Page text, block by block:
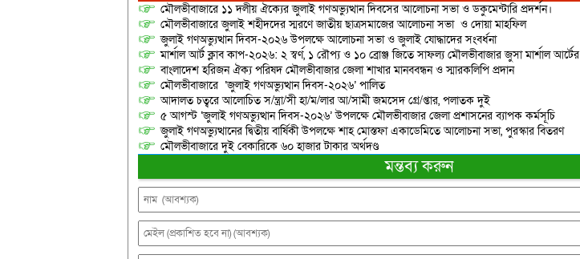
মৌলভীবাজারে ১১ দলীয় ঐক্যের জুলাই গণঅভ্যুত্থান দিবসের আলোচনা সভা ও ডকুমেন্টারি প্রদর্শন।
মৌলভীবাজারে জুলাই শহীদদের স্মরণে জাতীয় ছাত্রসমাজের আলোচনা সভা ও দোয়া মাহফিল
জুলাই গণঅভ্যুত্থান দিবস-২০২৬ উপলক্ষে আলোচনা সভা ও জুলাই যোদ্ধাদের সংবর্ধনা
মার্শাল আর্ট ক্লাব কাপ-২০২৬: ২ স্বর্ণ, ১ রৌপ্য ও ১০ ব্রোঞ্জ জিতে সাফল্য মৌলভীবাজার জুসা মার্শাল আর্টের
বাংলাদেশ হরিজন ঐক্য পরিষদ মৌলভীবাজার জেলা শাখার মানববন্ধন ও স্মারকলিপি প্রদান
মৌলভীবাজারে ‘জুলাই গণঅভ্যুত্থান দিবস-২০২৬’ পালিত
আদালত চত্বরে আলোচিত স/ন্ত্রা/সী হা/ম/লার আ/সামী জমসেদ গ্রে/প্তার, পলাতক দুই
৫ আগস্ট ‘জুলাই গণঅভ্যুত্থান দিবস-২০২৬’ উপলক্ষে মৌলভীবাজার জেলা প্রশাসনের ব্যাপক কর্মসূচি
জুলাই গণঅভ্যুত্থানের দ্বিতীয় বার্ষিকী উপলক্ষে শাহ মোস্তফা একাডেমিতে আলোচনা সভা, পুরস্কার বিতরণ
মৌলভীবাজারে দুই বেকারিকে ৬০ হাজার টাকার অর্থদণ্ড
মন্তব্য করুন